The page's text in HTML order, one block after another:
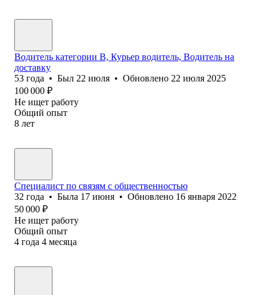
Водитель категории В, Курьер водитель, Водитель на
доставку
53 года • Был 22 июля • Обновлено 22 июля 2025
100 000 ₽
Не ищет работу
Общий опыт
8 лет
Специалист по связям с общественностью
32 года • Была 17 июня • Обновлено 16 января 2022
50 000 ₽
Не ищет работу
Общий опыт
4 года 4 месяца